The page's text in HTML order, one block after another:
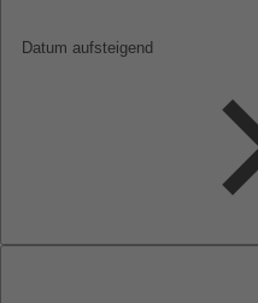
Datum aufsteigend